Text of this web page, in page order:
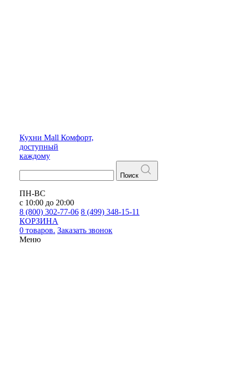
Кухни Mall Комфорт,
доступный
каждому
Поиск
ПН-ВС
с 10:00 до 20:00
8 (800) 302-77-06 8 (499) 348-15-11
КОРЗИНА
0 товаров. Заказать звонок
Меню